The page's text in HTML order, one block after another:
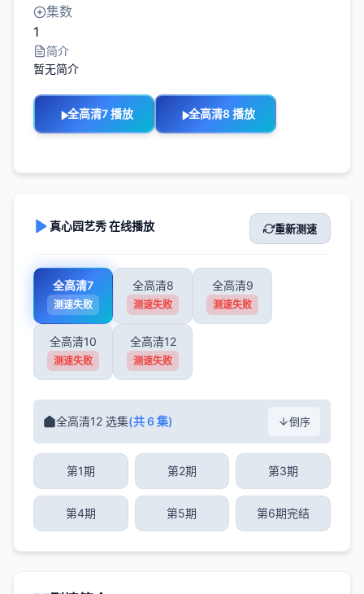
集数
1
简介
暂无简介
全高清7 播放 全高清8 播放
真心园艺秀 在线播放 重新测速
全高清7
测速失败
全高清8
测速失败
全高清9
测速失败
全高清10
测速失败
全高清12
测速失败
全高清12 选集(共 6 集) 倒序
第1期 第2期 第3期
第4期 第5期 第6期完结